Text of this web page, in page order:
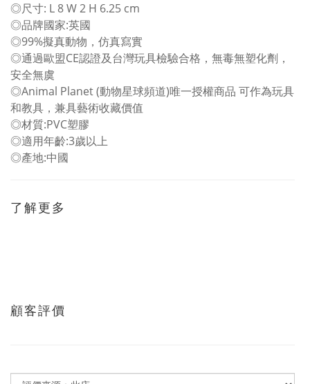
◎尺寸: L 8 W 2 H 6.25 cm
◎品牌國家:英國
◎99%擬真動物，仿真寫實
◎通過歐盟CE認證及台灣玩具檢驗合格，無毒無塑化劑，
安全無虞
◎Animal Planet (動物星球頻道)唯一授權商品 可作為玩具
和教具，兼具藝術收藏價值
◎材質:PVC塑膠
◎適用年齡:3歲以上
◎產地:中國
了解更多
顧客評價